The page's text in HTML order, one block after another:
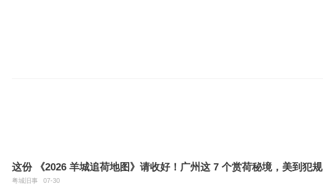
这份 《2026 羊城追荷地图》请收好！广州这 7 个赏荷秘境，美到犯规
粤城旧事 07-30